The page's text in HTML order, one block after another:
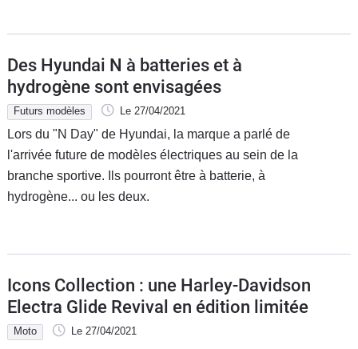
Des Hyundai N à batteries et à
hydrogène sont envisagées
Futurs modèles Le 27/04/2021
Lors du "N Day" de Hyundai, la marque a parlé de
l'arrivée future de modèles électriques au sein de la
branche sportive. Ils pourront être à batterie, à
hydrogène... ou les deux.
Icons Collection : une Harley-Davidson
Electra Glide Revival en édition limitée
Moto Le 27/04/2021